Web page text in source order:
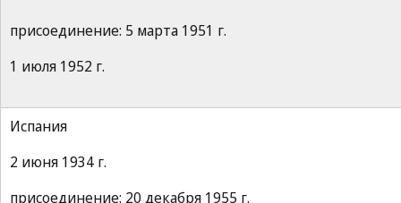
присоединение: 5 марта 1951 г.
1 июля 1952 г.
Испания
2 июня 1934 г.
присоединение: 20 декабря 1955 г.